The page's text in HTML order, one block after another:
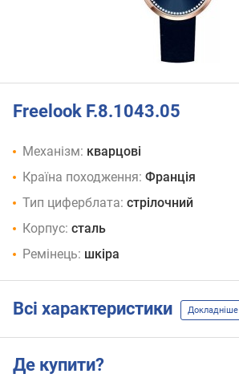
Freelook F.8.1043.05
Механізм: кварцові
Країна походження: Франція
Тип циферблата: стрілочний
Корпус: сталь
Ремінець: шкіра
Всі характеристики Докладніше
Де купити?